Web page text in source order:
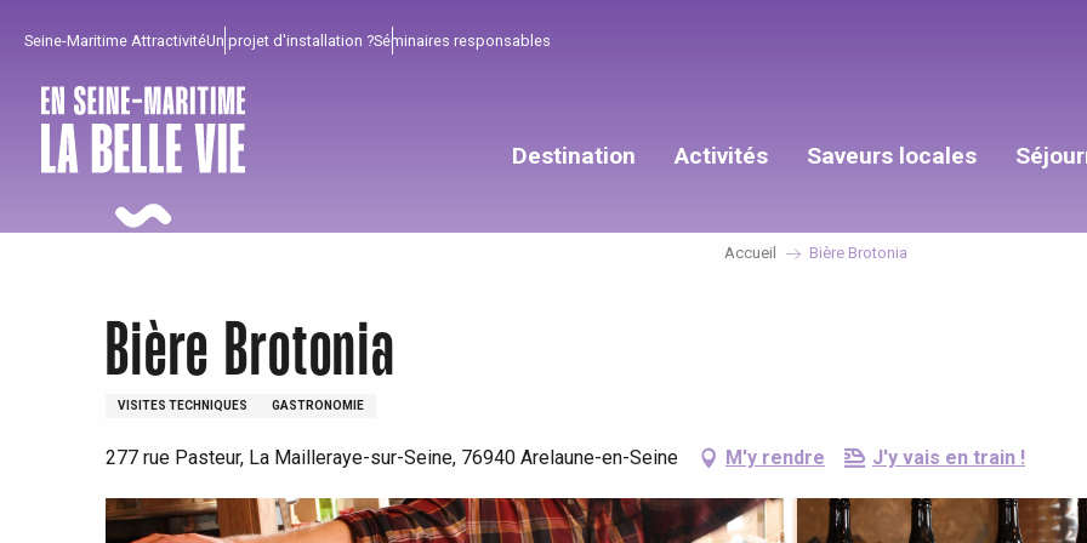
principal
Seine-Maritime AttractivitéUn projet d'installation ?Séminaires responsables
Destination Activités
Pour profiter
Saveurs locales
Incontournables
Bien de chez nous !
Accueil Bière Brotonia
Bière Brotonia
VISITES TECHNIQUES GASTRONOMIE
277 rue Pasteur, La Mailleraye-sur-Seine, 76940 Arelaune-en-Seine M'y rendre J'y vais en train !